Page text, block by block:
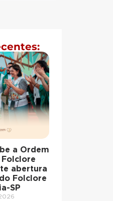
a Ordem
abertura
Folclore
SP